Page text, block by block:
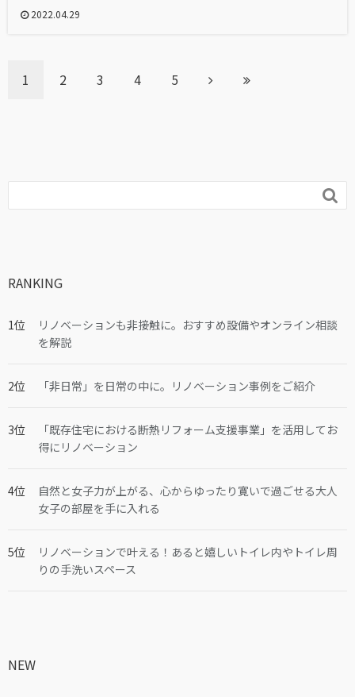
2022.04.29
1 2 3 4 5

RANKING
リノベーションも非接触に。おすすめ設備やオンライン相談
を解説
「非日常」を日常の中に。リノベーション事例をご紹介
「既存住宅における断熱リフォーム支援事業」を活用してお
得にリノベーション
自然と女子力が上がる、心からゆったり寛いで過ごせる大人
女子の部屋を手に入れる
リノベーションで叶える！あると嬉しいトイレ内やトイレ周
りの手洗いスペース
NEW